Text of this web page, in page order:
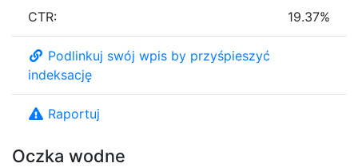
Oczka wodne
CTR: 19.37%
Podlinkuj swój wpis by przyśpieszyć
indeksację
Raportuj